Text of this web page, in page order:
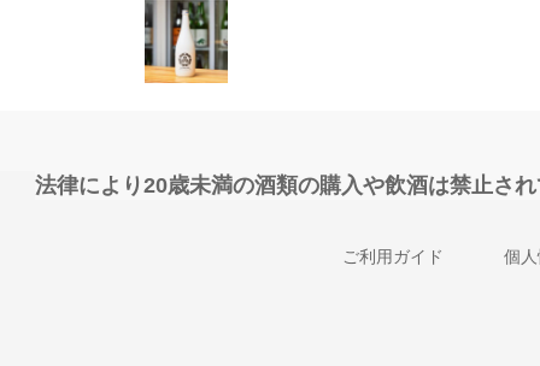
法律により20歳未満の酒類の購入や飲酒は禁止さ
ご利用ガイド 個